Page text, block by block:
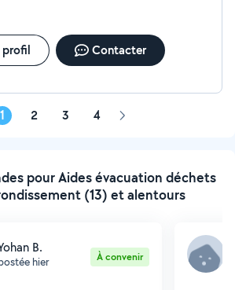
profil Contacter
1 2 3 4 Page
pour Aides évacuation déchets
(13) et alentours
B.
hier À convenir